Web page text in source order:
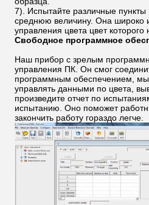
7). Испытайте различные пункты
среднюю величину. Она широко
управления цвета цвет которого
Свободное программное
Наш прибор с зрелым
управления ПК. Он смог
программным обеспечением, мы
управлять данными по цвета,
произведите отчет по
испытанию. Оно поможет
закончить работу гораздо легче.